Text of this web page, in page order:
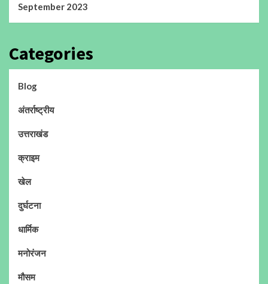
September 2023
Categories
Blog
अंतर्राष्ट्रीय
उत्तराखंड
क्राइम
खेल
दुर्घटना
धार्मिक
मनोरंजन
मौसम